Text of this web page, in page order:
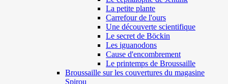
La petite plante
Carrefour de l'ours
Une découverte scientifique
Le secret de Böckin
Les iguanodons
Cause d'encombrement
Le printemps de Broussaille
Broussaille sur les couvertures du magasine
Spirou